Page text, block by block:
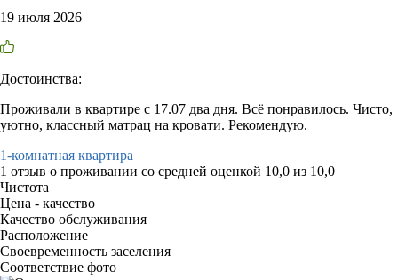
19 июля 2026
Достоинства:
Проживали в квартире с 17.07 два дня. Всё понравилось. Чисто,
уютно, классный матрац на кровати. Рекомендую.
1-комнатная квартира
1 отзыв о проживании со средней оценкой 10,0 из 10,0
Чистота
Цена - качество
Качество обслуживания
Расположение
Своевременность заселения
Соответствие фото